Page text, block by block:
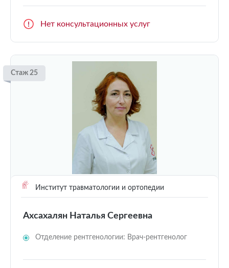
Нет консультационных услуг
Стаж 25
Институт травматологии и ортопедии
Ахсахалян Наталья Сергеевна
Отделение рентгенологии: Врач-рентгенолог